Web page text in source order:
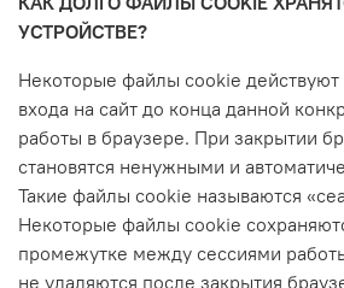
УСТРОЙСТВЕ?
Некоторые файлы cookie
входа на сайт до конца данной
работы в браузере. При закрытии
становятся ненужными и
Такие файлы cookie называются
Некоторые файлы cookie
промежутке между сессиями
не удаляются после закрытия